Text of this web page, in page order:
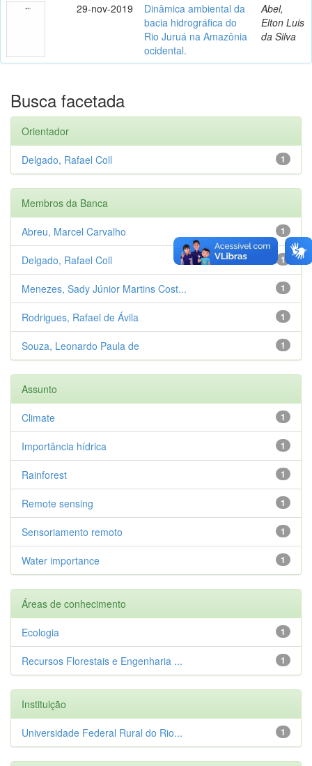
29-nov-2019
Dinâmica ambiental da
bacia hidrográfica do
Rio Juruá na Amazônia
ocidental.
Abel,
Elton Luis
da Silva
Busca facetada
Orientador
1
Delgado, Rafael Coll
Membros da Banca
1
Abreu, Marcel Carvalho
1
Delgado, Rafael Coll
1
Menezes, Sady Júnior Martins Cost...
1
Rodrigues, Rafael de Ávila
1
Souza, Leonardo Paula de
Assunto
1
Climate
1
Importância hídrica
1
Rainforest
1
Remote sensing
1
Sensoriamento remoto
1
Water importance
Áreas de conhecimento
1
Ecologia
1
Recursos Florestais e Engenharia ...
Instituição
1
Universidade Federal Rural do Rio...